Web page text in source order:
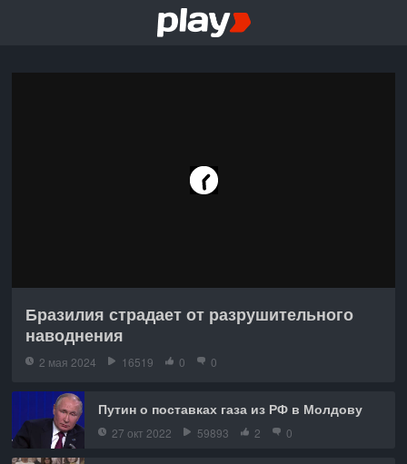
Бразилия страдает от разрушительного
наводнения
2 мая 2024 16519 0 0
Путин о поставках газа из РФ в Молдову
27 окт 2022 59893 2 0